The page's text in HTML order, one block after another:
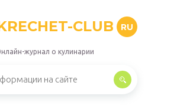
CLUB RU
журнал о кулинарии